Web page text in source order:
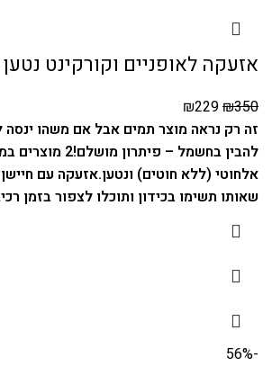
אזעקה לאופניים וקורקינט נטען +
₪350
₪229
להבין בחשמל – פיתרון מושלם!2 מוצרים במוצר 1 : אזעקה + צופר.
אלחוטי (ללא חוטים) ונטען.אזעקה עם חיישן תזוזה ניתן
שאותו תשימו בכידון ותוכלו לצפור בזמן
-56%